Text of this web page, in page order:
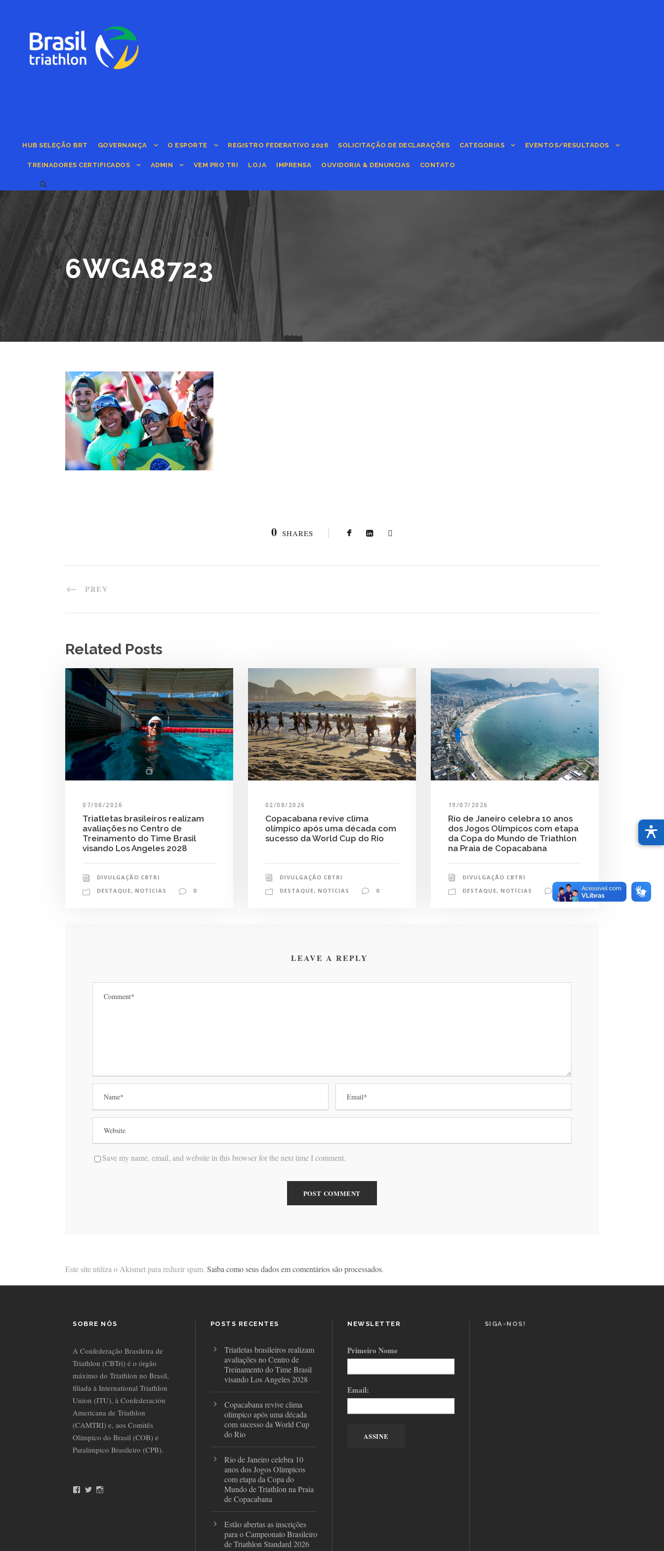
HUB SELEÇÃO BRT GOVERNANÇA O ESPORTE REGISTRO FEDERATIVO 2026 SOLICITAÇÃO DE DECLARAÇÕES CATEGORIAS EVENTOS/RESULTADOS
TREINADORES CERTIFICADOS ADMIN VEM PRO TRI LOJA IMPRENSA OUVIDORIA & DENUNCIAS CONTATO
6WGA8723
0 SHARES
PREV
Related Posts
07/08/2026
Triatletas brasileiros realizam
avaliações no Centro de
Treinamento do Time Brasil
visando Los Angeles 2028
DIVULGAÇÃO CBTRI
DESTAQUE, NOTÍCIAS 0
02/08/2026
Copacabana revive clima
olímpico após uma década com
sucesso da World Cup do Rio
DIVULGAÇÃO CBTRI
DESTAQUE, NOTÍCIAS 0
19/07/2026
Rio de Janeiro celebra 10 anos
dos Jogos Olímpicos com etapa
da Copa do Mundo de Triathlon
na Praia de Copacabana
DIVULGAÇÃO CBTRI
DESTAQUE, NOTÍCIAS 0
LEAVE A REPLY
Save my name, email, and website in this browser for the next time I comment.
Este site utiliza o Akismet para reduzir spam. Saiba como seus dados em comentários são processados.
SOBRE NÓS
A Confederação Brasileira de
Triathlon (CBTri) é o órgão
máximo do Triathlon no Brasil,
filiada à International Triathlon
Union (ITU), à Confederación
Americana de Triathlon
(CAMTRI) e, aos Comitês
Olímpico do Brasil (COB) e
Paralímpico Brasileiro (CPB).
T
POSTS RECENTES
Triatletas brasileiros realizam
avaliações no Centro de
Treinamento do Time Brasil
visando Los Angeles 2028
Copacabana revive clima
olímpico após uma década
com sucesso da World Cup
do Rio
Rio de Janeiro celebra 10
anos dos Jogos Olímpicos
com etapa da Copa do
Mundo de Triathlon na Praia
de Copacabana
Estão abertas as inscrições
para o Campeonato Brasileiro
de Triathlon Standard 2026
NEWSLETTER
Primeiro Nome
Email:
SIGA-NOS!